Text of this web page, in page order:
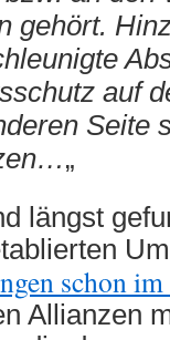
gehört.
auf
Seite
„
längst
schon
Allianzen